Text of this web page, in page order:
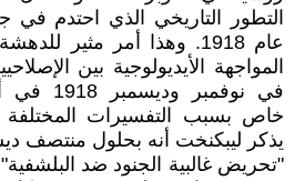
التطور التاريخي الذي احتدم في
عام 1918. وهذا أمر مثير
المواجهة الأيديولوجية بين
في
خاص بسبب التفسيرات
يذكر ليبكنخت أنه بحلول منتصف